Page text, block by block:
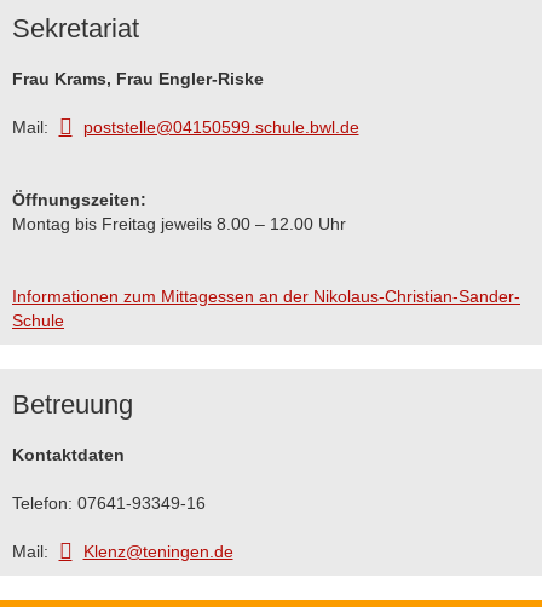
Sekretariat
Frau Krams, Frau Engler-Riske
Mail: poststelle@04150599.schule.bwl.de
Öffnungszeiten:
Montag bis Freitag jeweils 8.00 – 12.00 Uhr
Informationen zum Mittagessen an der Nikolaus-Christian-Sander-
Schule
Betreuung
Kontaktdaten
Telefon: 07641-93349-16
Mail: Klenz@teningen.de